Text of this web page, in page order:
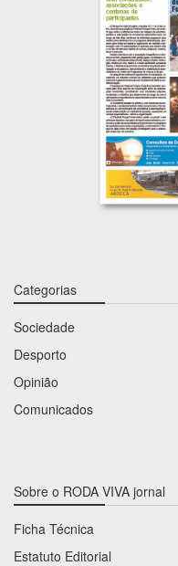
Categorias
Sociedade
Desporto
Opinião
Comunicados
Sobre o RODA VIVA jornal
Ficha Técnica
Estatuto Editorial